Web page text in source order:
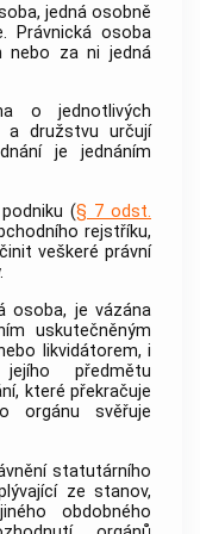
jedná osobně
Právnická osoba
nebo za ni jedná
o jednotlivých
a družstvu určují
je jednáním
podniku (§ 7 odst.
rejstříku,
veškeré právní
osoba, je vázána
uskutečněným
likvidátorem, i
předmětu
které překračuje
orgánu svěřuje
statutárního
ze stanov,
obdobného